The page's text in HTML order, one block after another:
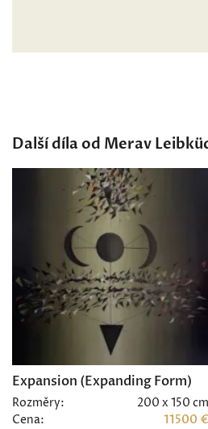
Další díla od Merav
Expansion (Expanding Form)
Rozměry:
200 x 150 cm
Cena:
11500 €